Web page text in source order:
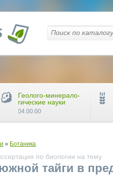
» Ботаника
по биологии на тему
тайги в
Геолого-минерало-
гические науки
04.00.00